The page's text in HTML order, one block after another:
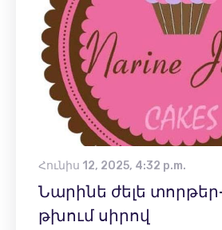
Հունիս 12, 2025, 4:32 p.m.
Նարինե ժելե
թխում սիրով